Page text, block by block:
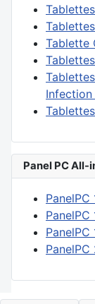
Tablette
Panel PC All-
PanelPC
PanelPC